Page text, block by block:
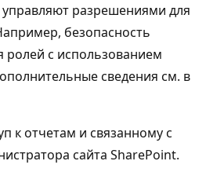
разрешениями для
безопасность
ролей с использованием
сведения см. в
к отчетам и связанному с
сайта SharePoint.